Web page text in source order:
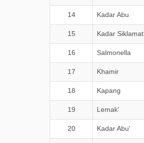
14 Kadar Abu
15 Kadar Siklamat
16 Salmonella
17 Khamir
18 Kapang
19 Lemak'
20 Kadar Abu'